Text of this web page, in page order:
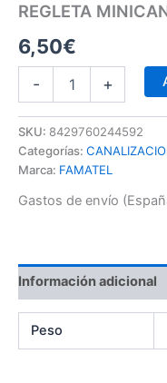
REGLETA
6,50€
- +
SKU: 8429760244592
Categorías:
Marca: FAMATEL
Gastos de envío
Información adicional
Peso